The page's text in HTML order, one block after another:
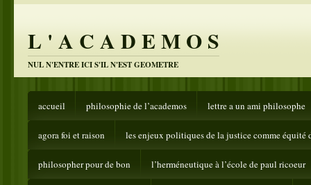
L ' A C A D E M O S
NUL N'ENTRE ICI S'IL N'EST GEOMETRE
accueil philosophie de l’academos lettre a un ami philosophe
agora foi et raison les enjeux politiques de la justice comme équité
philosopher pour de bon l’herméneutique à l’école de paul ricoeur